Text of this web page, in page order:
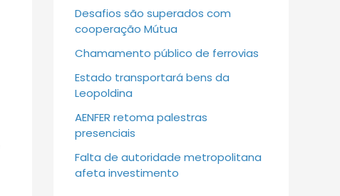
Desafios são superados com
cooperação Mútua
Chamamento público de ferrovias
Estado transportará bens da
Leopoldina
AENFER retoma palestras
presenciais
Falta de autoridade metropolitana
afeta investimento